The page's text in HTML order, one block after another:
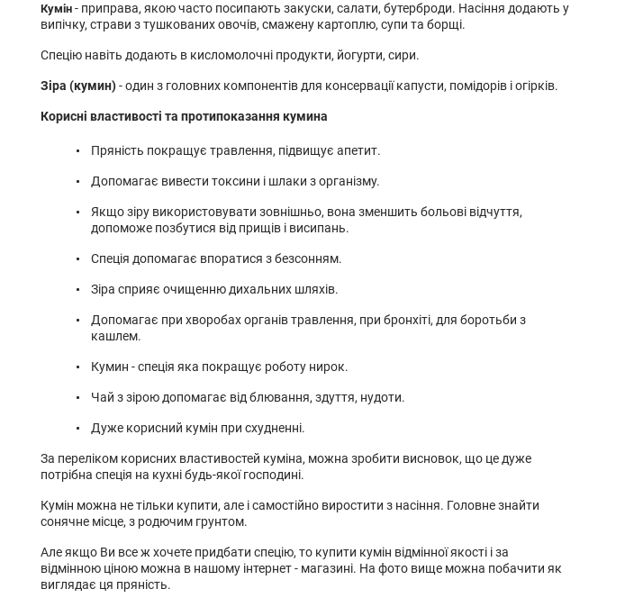
Кумін - приправа, якою часто посипають закуски, салати, бутерброди. Насіння додають у
випічку, страви з тушкованих овочів, смажену картоплю, супи та борщі.
Спецію навіть додають в кисломолочні продукти, йогурти, сири.
Зіра (кумин)- один з головних компонентів для консервації капусти, помідорів і огірків.
Корисні властивості та протипоказання кумина
Пряність покращує травлення, підвищує апетит.
Допомагає вивести токсини і шлаки з організму.
Якщо зіру використовувати зовнішньо, вона зменшить больові відчуття,
допоможе позбутися від прищів і висипань.
Спеція допомагає впоратися з безсонням.
Зіра сприяє очищенню дихальних шляхів.
Допомагає при хворобах органів травлення, при бронхіті, для боротьби з
кашлем.
Кумин - спеція яка покращує роботу нирок.
Чай з зірою допомагає від блювання, здуття, нудоти.
Дуже корисний кумін при схудненні.
За переліком корисних властивостей куміна, можна зробити висновок, що це дуже
потрібна спеція на кухні будь-якої господині.
Кумін можна не тільки купити, але і самостійно виростити з насіння. Головне знайти
сонячне місце, з родючим грунтом.
Але якщо Ви все ж хочете придбати спецію, то купити кумін відмінної якості і за
відмінною ціною можна в нашому інтернет - магазині. На фото вище можна побачити як
виглядає ця пряність.